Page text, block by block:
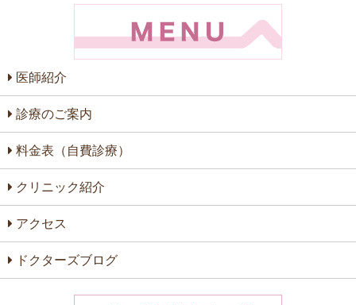
医師紹介
診療のご案内
料金表（自費診療）
クリニック紹介
アクセス
ドクターズブログ